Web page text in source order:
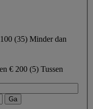
(35) Minder dan
€ 200 (5) Tussen